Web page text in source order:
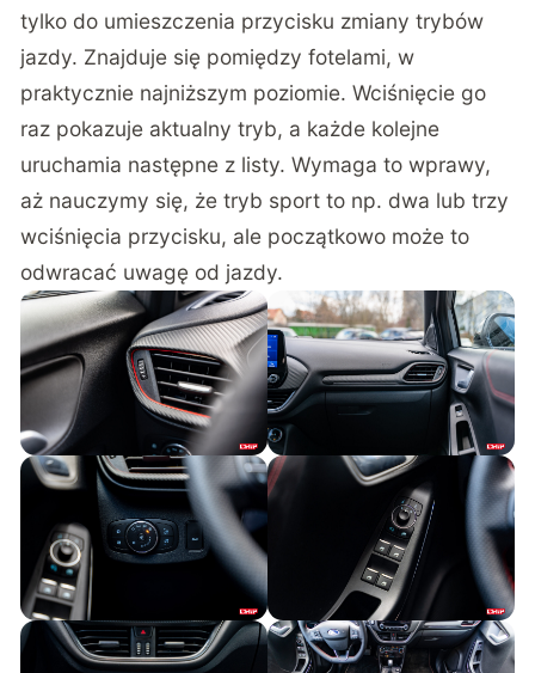
tylko do umieszczenia przycisku zmiany trybów
jazdy. Znajduje się pomiędzy fotelami, w
praktycznie najniższym poziomie. Wciśnięcie go
raz pokazuje aktualny tryb, a każde kolejne
uruchamia następne z listy. Wymaga to wprawy,
aż nauczymy się, że tryb sport to np. dwa lub trzy
wciśnięcia przycisku, ale początkowo może to
odwracać uwagę od jazdy.